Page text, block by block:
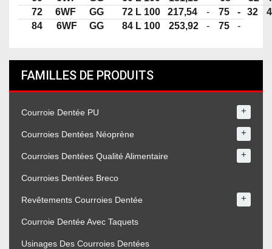
72
6WF GG 72 L 100 217,54 - 75 - 32
84
6WF GG 84 L 100 253,92 - 75 -
FAMILLES DE PRODUITS
Courroie Dentée PU +
Courroies Dentées Néoprène +
Courroies Dentées Qualité Alimentaire +
Courroies Dentées Breco
Revêtements Courroies Dentée +
Courroie Dentée Avec Taquets
Usinages Des Courroies Dentées